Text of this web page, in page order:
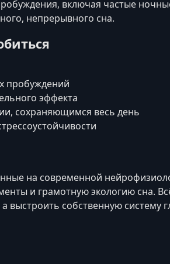
включая частые
непрерывного сна.
пробуждений
эффекта
сохраняющимся весь день
на современной
и грамотную экологию сна.
выстроить собственную систему